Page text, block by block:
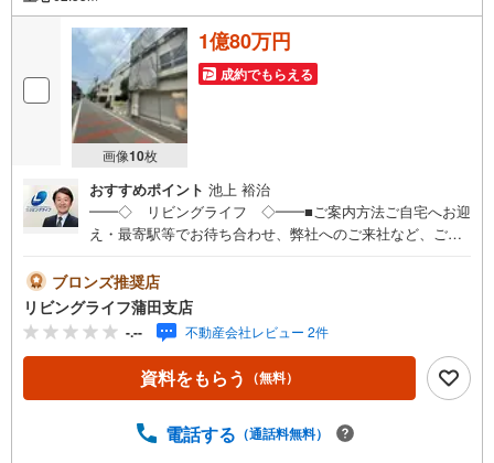
画像10枚
1億80万円
成約でもらえる
おすすめポイント 池上 裕治
━━◇ リビングライフ ◇━━■ご案内方法ご自宅へお迎
え・最寄駅等でお待ち合わせ、弊社へのご来社など、ご相
に合わせた物件などもご案内をいたします■ご予約方法事前
に鍵の手配が必要な場合がありますので、お早目にご連絡
をいただけると、ご案内がスムーズです。■資金のご相談も
お気軽にどうぞ！ライフプラン作成や住宅ローンはどこの
銀行がいい？適切な借入額は？などご質問にもFPがしっか
りとお答えいたします■キッズスペースもご用意お子様が退
も充実させておりますので、ご安心下さい■お客様駐車場を
ブロンズ推奨店
リビングライフ蒲田支店
-.-- 不動産会社レビュー 2件
資料をもらう （無料）
電話する （通話料無料）